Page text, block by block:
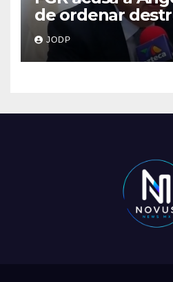
de ordenar
clave del caso
JODP